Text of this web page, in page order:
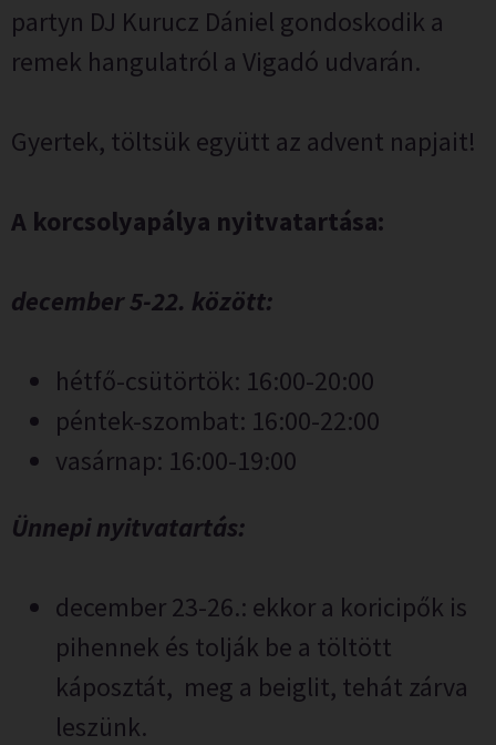
partyn DJ Kurucz Dániel gondoskodik a
remek hangulatról a Vigadó udvarán.
Gyertek, töltsük együtt az advent napjait!
A korcsolyapálya nyitvatartása:
december 5-22. között:
hétfő-csütörtök: 16:00-20:00
péntek-szombat: 16:00-22:00
vasárnap: 16:00-19:00
Ünnepi nyitvatartás:
december 23-26.: ekkor a koricipők is
pihennek és tolják be a töltött
káposztát, meg a beiglit, tehát zárva
leszünk.